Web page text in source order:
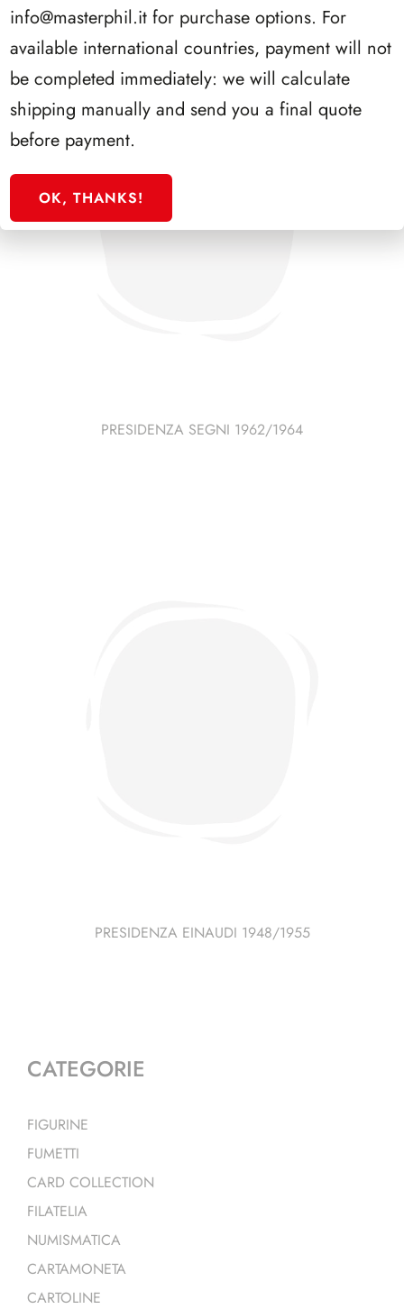
PRESIDENZA SEGNI 1962/1964
PRESIDENZA EINAUDI 1948/1955
CATEGORIE
FIGURINE
FUMETTI
CARD COLLECTION
FILATELIA
NUMISMATICA
CARTAMONETA
CARTOLINE
info@masterphil.it for purchase options. For
available international countries, payment will not
be completed immediately: we will calculate
shipping manually and send you a final quote
before payment.
OK, THANKS!